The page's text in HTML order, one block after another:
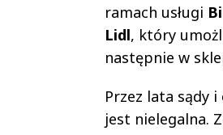
ramach usługi
Lidl, który
następnie w
Przez lata sądy
jest nielegalna.